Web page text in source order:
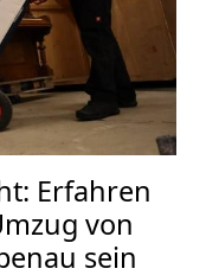
Erfahren
von
sein